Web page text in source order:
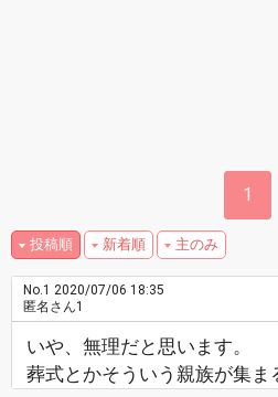
1
投稿順 新着順 主のみ
No.1 2020/07/06 18:35
匿名さん1
いや、無理だと思います。
葬式とかそういう親族が集ま